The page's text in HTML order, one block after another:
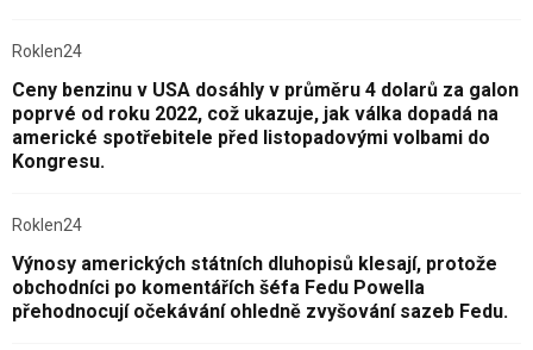
Roklen24
Ceny benzinu v USA dosáhly v průměru 4 dolarů za galon
poprvé od roku 2022, což ukazuje, jak válka dopadá na
americké spotřebitele před listopadovými volbami do
Kongresu.
Roklen24
Výnosy amerických státních dluhopisů klesají, protože
obchodníci po komentářích šéfa Fedu Powella
přehodnocují očekávání ohledně zvyšování sazeb Fedu.